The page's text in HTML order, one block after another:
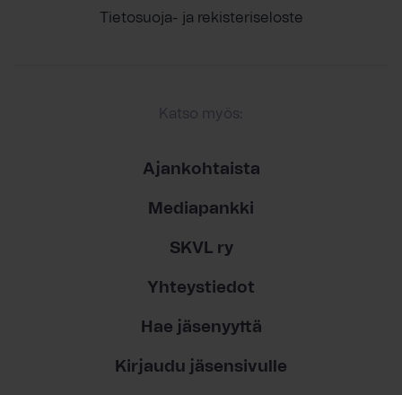
Tietosuoja- ja rekisteriseloste
Katso myös:
Ajankohtaista
Mediapankki
SKVL ry
Yhteystiedot
Hae jäsenyyttä
Kirjaudu jäsensivulle